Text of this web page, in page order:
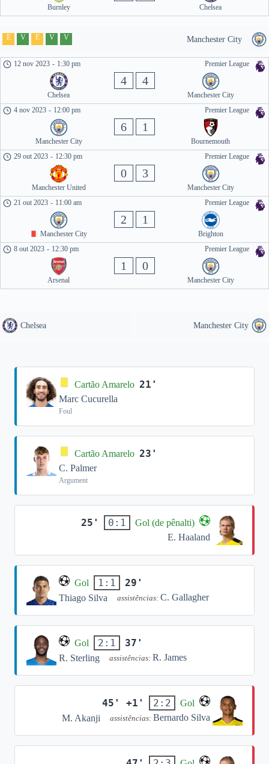
Burnley Chelsea
Manchester City
E V E V V
Premier League
12 nov 2023 - 1:30 pm
Chelsea
4 4
Manchester City
Premier League
4 nov 2023 - 12:00 pm
Manchester City
6 1
Bournemouth
Premier League
29 out 2023 - 12:30 pm
Manchester United
0 3
Manchester City
Premier League
21 out 2023 - 11:00 am
Manchester City
2 1
Brighton
Premier League
8 out 2023 - 12:30 pm
Arsenal
1 0
Manchester City
Chelsea Manchester City
Cartão Amarelo 21'
Marc Cucurella
Foul
Cartão Amarelo 23'
C. Palmer
Argument
25' 0:1
Gol (de pênalti)
E. Haaland
Gol 1:1 29'
Thiago Silva assistências: C. Gallagher
Gol 2:1 37'
R. Sterling assistências: R. James
45' +1' 2:2
Gol
M. Akanji
assistências: Bernardo Silva